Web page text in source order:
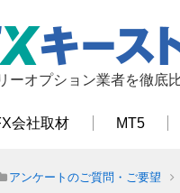
ーオプション業者を徹底
会社取材 MT5
アンケートのご質問・ご要望